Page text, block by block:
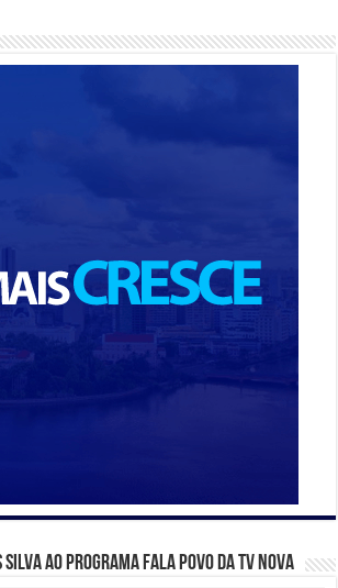
ao programa Fala Povo da TV Nova